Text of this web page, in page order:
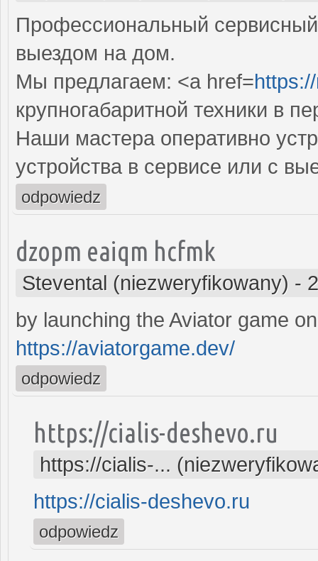
Профессиональный
выездом на дом.
Мы предлагаем: <a href=
крупногабаритной техники в
Наши мастера оперативно
устройства в сервисе или с
odpowiedz
dzopm eaiqm hcfmk
Stevental (niezweryfikowany) -
by launching the Aviator game
https://aviatorgame.dev/
odpowiedz
https://cialis-deshevo.ru
https://cialis-...
https://cialis-deshevo.ru
odpowiedz